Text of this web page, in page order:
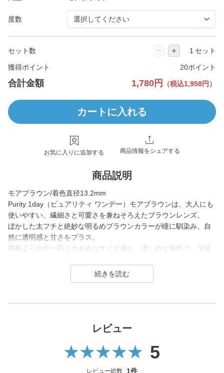
度数
セット数 − ＋ セット
獲得ポイント 20ポイント
合計金額 1,780円 （税込1,958円）
カートに入れる
お気に入りに追加する 商品情報をシェアする
商品説明
モアブラウン/着色直径13.2mm
Purity 1day（ピュアリティ ワンデー）モアブラウンは、大人にも
使いやすい、繊細さと可愛さを兼ねそろえたブラウンレンズ。
ぼかした太フチと絶妙な明るめブラウンカラーが瞳に馴染み、自
然に透明感と甘さをプラス。
裸眼よりやや一回り大きめなサイズ感と、優しめな発色で、学校
Purity 1day（ピュアリティ ワンデー）は川津明日香さんがイメー
プトに、 ブルーライトカット・UVカット機能付きレンズで瞳に優
スマホやパソコンで疲れた瞳をケアしてくれるクリアレンズ・サ
さりげなく、ふんわり瞳を印象付けるナチュラルなサークルレン
ズは普段使いにぴったり。
年齢層や性別を問わず幅広くお使いいただけるラインナップで
レビュー
5
レビュー総数 1件